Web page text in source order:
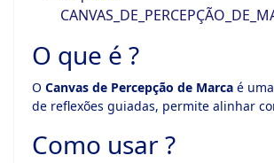
O que é ?
O Canvas de Percepção de Marca é
de reflexões guiadas, permite alinhar
Como usar ?